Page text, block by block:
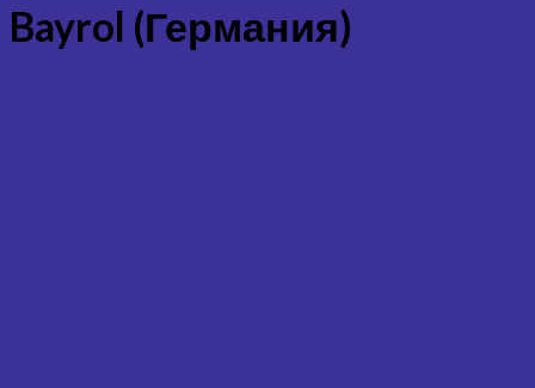
Bayrol (Германия)